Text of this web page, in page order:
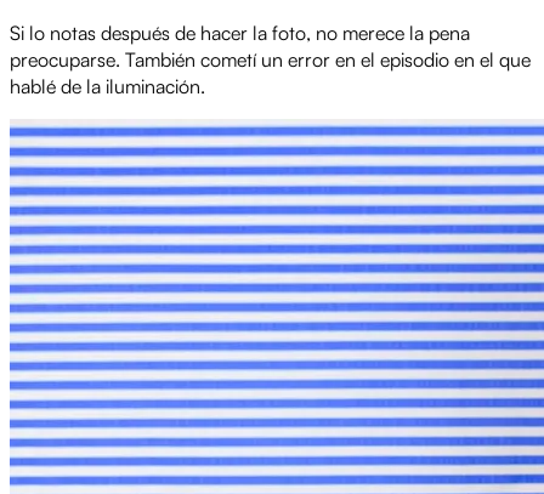
Si lo notas después de hacer la foto, no merece la pena
preocuparse. También cometí un error en el episodio en el que
hablé de la iluminación.